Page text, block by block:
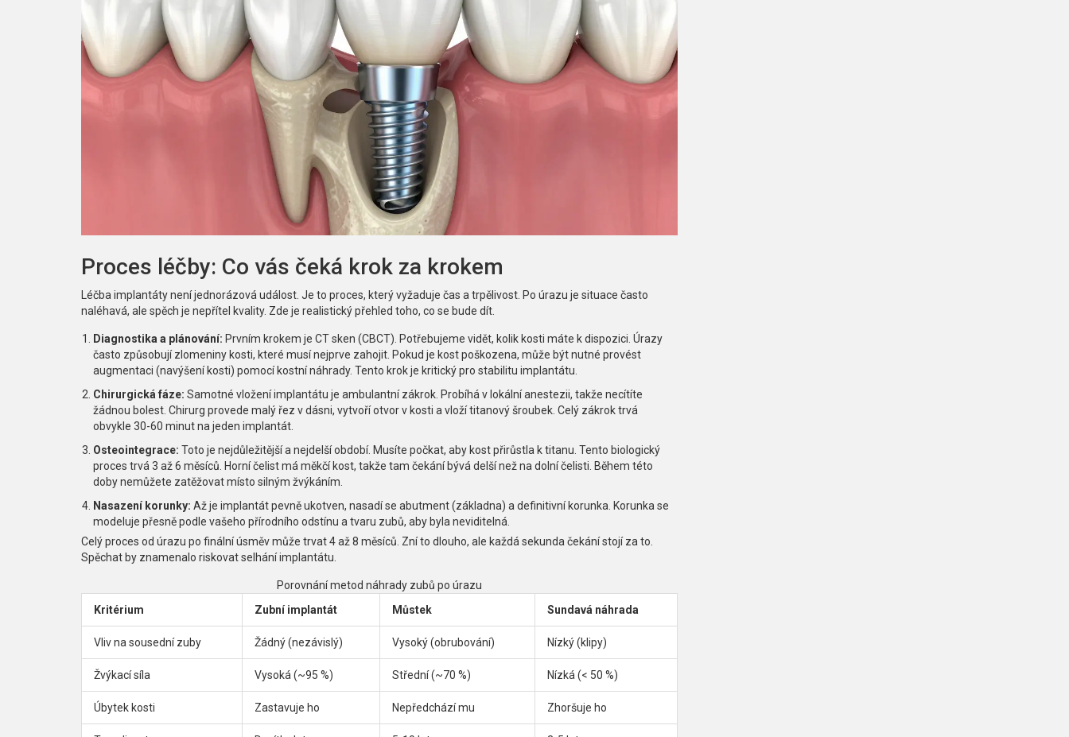
Proces léčby: Co vás čeká krok za krokem
Léčba implantáty není jednorázová událost. Je to proces, který vyžaduje čas a trpělivost. Po úrazu je situace často
naléhavá, ale spěch je nepřítel kvality. Zde je realistický přehled toho, co se bude dít.
Diagnostika a plánování: Prvním krokem je CT sken (CBCT). Potřebujeme vidět, kolik kosti máte k dispozici. Úrazy
často způsobují zlomeniny kosti, které musí nejprve zahojit. Pokud je kost poškozena, může být nutné provést
augmentaci (navýšení kosti) pomocí kostní náhrady. Tento krok je kritický pro stabilitu implantátu.
Chirurgická fáze: Samotné vložení implantátu je ambulantní zákrok. Probíhá v lokální anestezii, takže necítíte
žádnou bolest. Chirurg provede malý řez v dásni, vytvoří otvor v kosti a vloží titanový šroubek. Celý zákrok trvá
obvykle 30-60 minut na jeden implantát.
Osteointegrace: Toto je nejdůležitější a nejdelší období. Musíte počkat, aby kost přirůstla k titanu. Tento biologický
proces trvá 3 až 6 měsíců. Horní čelist má měkčí kost, takže tam čekání bývá delší než na dolní čelisti. Během této
doby nemůžete zatěžovat místo silným žvýkáním.
Nasazení korunky: Až je implantát pevně ukotven, nasadí se abutment (základna) a definitivní korunka. Korunka se
modeluje přesně podle vašeho přírodního odstínu a tvaru zubů, aby byla neviditelná.
Celý proces od úrazu po finální úsměv může trvat 4 až 8 měsíců. Zní to dlouho, ale každá sekunda čekání stojí za to.
Spěchat by znamenalo riskovat selhání implantátu.
Porovnání metod náhrady zubů po úrazu
Kritérium
Zubní implantát Můstek Sundavá náhrada
Vliv na sousední zuby Žádný (nezávislý) Vysoký (obrubování) Nízký (klipy)
Žvýkací síla Vysoká (~95 %) Střední (~70 %) Nízká (< 50 %)
Úbytek kosti Zastavuje ho Nepředchází mu Zhoršuje ho